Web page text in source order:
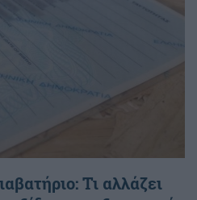
Τι αλλάζει